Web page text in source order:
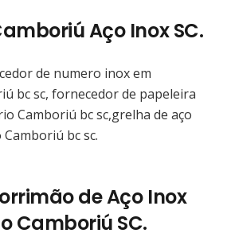
Aço Inox SC.
de numero inox em
bc sc, fornecedor de papeleira
Camboriú bc sc,grelha de aço
bc sc.
de Aço Inox
Camboriú SC.